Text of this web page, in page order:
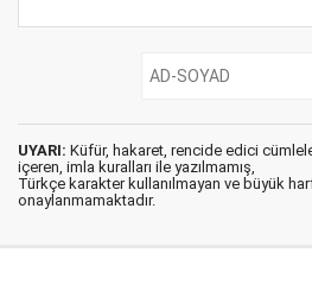
UYARI: Küfür, hakaret, rencide edici
içeren, imla kuralları ile yazılmamış,
Türkçe karakter kullanılmayan ve büyük
onaylanmamaktadır.